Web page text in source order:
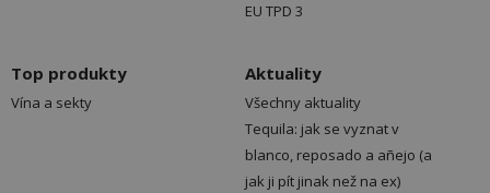
EU TPD 3
Top produkty
Vína a sekty
Aktuality
Všechny aktuality
Tequila: jak se vyznat v
blanco, reposado a añejo (a
jak ji pít jinak než na ex)